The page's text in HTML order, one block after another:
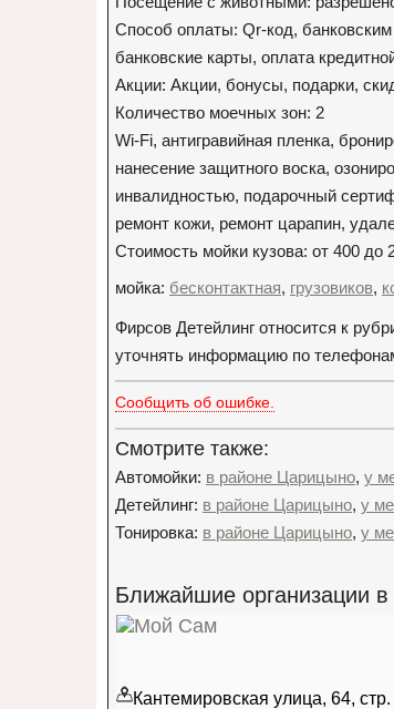
Способ оплаты: Qr-код,
банковские карты, оплата
Акции: Акции, бонусы, подарки,
Количество моечных зон: 2
Wi-Fi, антигравийная пленка,
нанесение защитного воска,
инвалидностью, подарочный
ремонт кожи, ремонт царапин,
Стоимость мойки кузова: от 400 до
мойка: бесконтактная, грузовиков,
Фирсов Детейлинг относится к
уточнять информацию по
Сообщить об ошибке.
Смотрите также:
Автомойки: в районе Царицыно, у
Детейлинг: в районе Царицыно, у
Тонировка: в районе Царицыно, у
Ближайшие организации в
Кантемировская улица, 64,